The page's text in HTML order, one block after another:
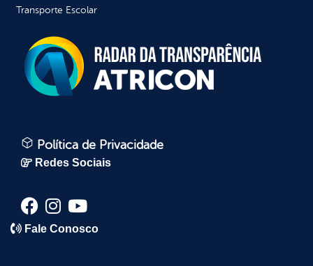
Transporte Escolar
Política de Privacidade
Redes Sociais
Fale Conosco